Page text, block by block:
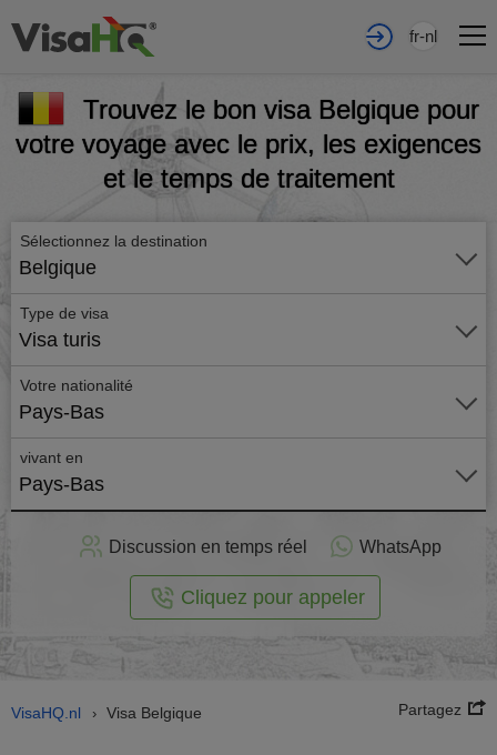
fr-nl
Trouvez le bon visa Belgique pour
votre voyage avec le prix, les exigences
et le temps de traitement
Sélectionnez la destination
Belgique
Type de visa
Visa turis
Votre nationalité
Pays-Bas
vivant en
Pays-Bas
Discussion en temps réel WhatsApp
Cliquez pour appeler
VisaHQ.nl › Visa Belgique Partagez